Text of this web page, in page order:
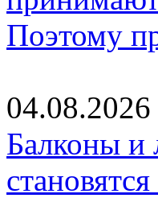
Поэтому
04.08.2026
Балконы и